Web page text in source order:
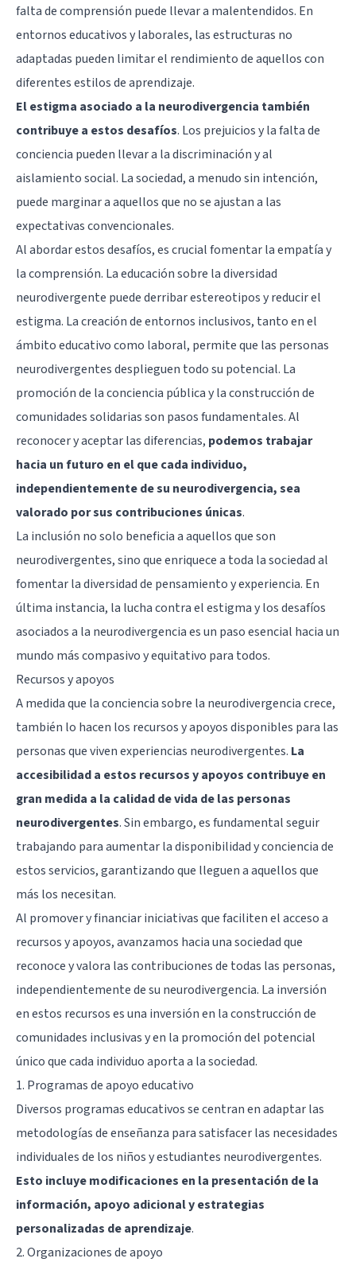
falta de comprensión puede llevar a malentendidos. En
entornos educativos y laborales, las estructuras no
adaptadas pueden limitar el rendimiento de aquellos con
diferentes estilos de aprendizaje.
El estigma asociado a la neurodivergencia también
contribuye a estos desafíos. Los prejuicios y la falta de
conciencia pueden llevar a la discriminación y al
aislamiento social. La sociedad, a menudo sin intención,
puede marginar a aquellos que no se ajustan a las
expectativas convencionales.
Al abordar estos desafíos, es crucial fomentar la empatía y
la comprensión. La educación sobre la diversidad
neurodivergente puede derribar estereotipos y reducir el
estigma. La creación de entornos inclusivos, tanto en el
ámbito educativo como laboral, permite que las personas
neurodivergentes desplieguen todo su potencial. La
promoción de la conciencia pública y la construcción de
comunidades solidarias son pasos fundamentales. Al
reconocer y aceptar las diferencias, podemos trabajar
hacia un futuro en el que cada individuo,
independientemente de su neurodivergencia, sea
valorado por sus contribuciones únicas.
La inclusión no solo beneficia a aquellos que son
neurodivergentes, sino que enriquece a toda la sociedad al
fomentar la diversidad de pensamiento y experiencia. En
última instancia, la lucha contra el estigma y los desafíos
asociados a la neurodivergencia es un paso esencial hacia un
mundo más compasivo y equitativo para todos.
Recursos y apoyos
A medida que la conciencia sobre la neurodivergencia crece,
también lo hacen los recursos y apoyos disponibles para las
personas que viven experiencias neurodivergentes. La
accesibilidad a estos recursos y apoyos contribuye en
gran medida a la calidad de vida de las personas
neurodivergentes. Sin embargo, es fundamental seguir
trabajando para aumentar la disponibilidad y conciencia de
estos servicios, garantizando que lleguen a aquellos que
más los necesitan.
Al promover y financiar iniciativas que faciliten el acceso a
recursos y apoyos, avanzamos hacia una sociedad que
reconoce y valora las contribuciones de todas las personas,
independientemente de su neurodivergencia. La inversión
en estos recursos es una inversión en la construcción de
comunidades inclusivas y en la promoción del potencial
único que cada individuo aporta a la sociedad.
1. Programas de apoyo educativo
Diversos programas educativos se centran en adaptar las
metodologías de enseñanza para satisfacer las necesidades
individuales de los niños y estudiantes neurodivergentes.
Esto incluye modificaciones en la presentación de la
información, apoyo adicional y estrategias
personalizadas de aprendizaje.
2. Organizaciones de apoyo